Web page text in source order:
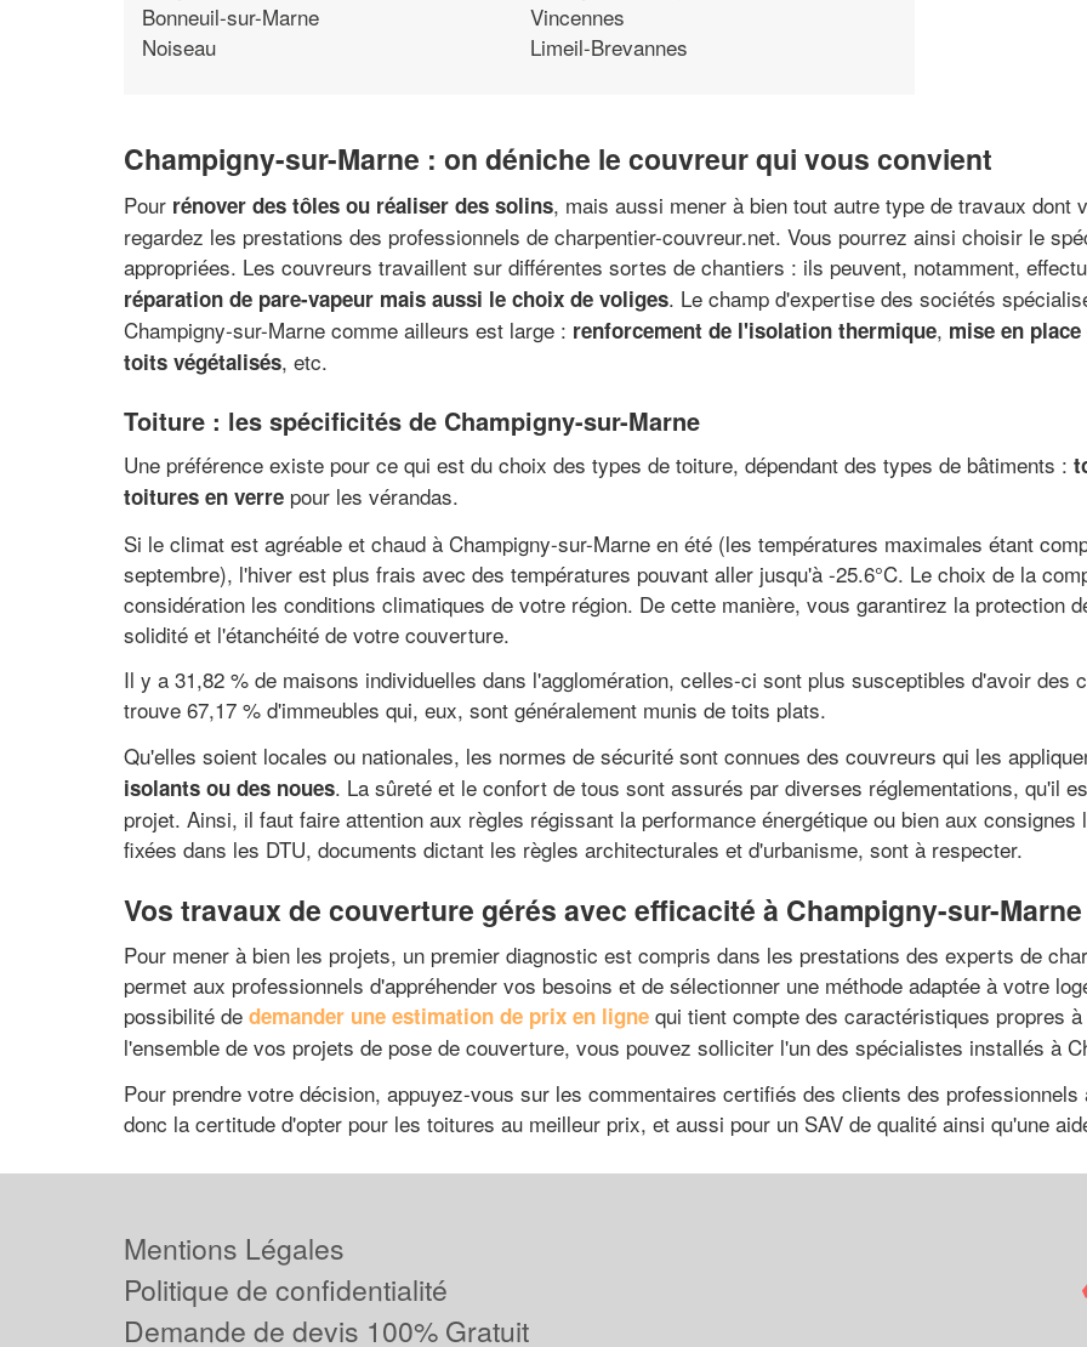
Bonneuil-sur-Marne
Noiseau
Vincennes
Limeil-Brevannes
Champigny-sur-Marne : on déniche le couvreur qui vous convient
Pour rénover des tôles ou réaliser des solins, mais aussi mener à bien tout autre type de travaux dont
regardez les prestations des professionnels de charpentier-couvreur.net. Vous pourrez ainsi choisir le
appropriées. Les couvreurs travaillent sur différentes sortes de chantiers : ils peuvent, notamment,
réparation de pare-vapeur mais aussi le choix de voliges. Le champ d'expertise des sociétés
Champigny-sur-Marne comme ailleurs est large : renforcement de l'isolation thermique, mise en
toits végétalisés, etc.
Toiture : les spécificités de Champigny-sur-Marne
Une préférence existe pour ce qui est du choix des types de toiture, dépendant des types de bâtiments :
toitures en verre pour les vérandas.
Si le climat est agréable et chaud à Champigny-sur-Marne en été (les températures maximales étant
septembre), l'hiver est plus frais avec des températures pouvant aller jusqu'à -25.6°C. Le choix de la
considération les conditions climatiques de votre région. De cette manière, vous garantirez la protection
solidité et l'étanchéité de votre couverture.
Il y a 31,82 % de maisons individuelles dans l'agglomération, celles-ci sont plus susceptibles d'avoir des
trouve 67,17 % d'immeubles qui, eux, sont généralement munis de toits plats.
Qu'elles soient locales ou nationales, les normes de sécurité sont connues des couvreurs qui les
isolants ou des noues. La sûreté et le confort de tous sont assurés par diverses réglementations, qu'il
projet. Ainsi, il faut faire attention aux règles régissant la performance énergétique ou bien aux
fixées dans les DTU, documents dictant les règles architecturales et d'urbanisme, sont à respecter.
Vos travaux de couverture gérés avec efficacité à Champigny-sur-Marne
Pour mener à bien les projets, un premier diagnostic est compris dans les prestations des experts de
permet aux professionnels d'appréhender vos besoins et de sélectionner une méthode adaptée à votre
possibilité de demander une estimation de prix en ligne qui tient compte des caractéristiques propres
l'ensemble de vos projets de pose de couverture, vous pouvez solliciter l'un des spécialistes installés à
Pour prendre votre décision, appuyez-vous sur les commentaires certifiés des clients des
donc la certitude d'opter pour les toitures au meilleur prix, et aussi pour un SAV de qualité ainsi qu'une
Mentions Légales
Politique de confidentialité
Demande de devis 100% Gratuit